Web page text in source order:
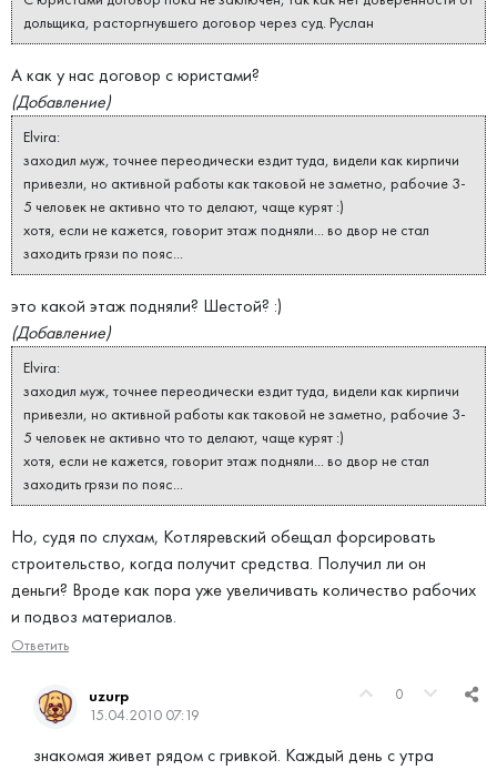
дольщика, расторгнувшего договор через суд. Руслан
А как у нас договор с юристами?
(Добавление)
Elvira:
заходил муж, точнее переодически ездит туда, видели как кирпичи
привезли, но активной работы как таковой не заметно, рабочие 3-
5 человек не активно что то делают, чаще курят :)
хотя, если не кажется, говорит этаж подняли... во двор не стал
заходить грязи по пояс...
это какой этаж подняли? Шестой? :)
(Добавление)
Elvira:
заходил муж, точнее переодически ездит туда, видели как кирпичи
привезли, но активной работы как таковой не заметно, рабочие 3-
5 человек не активно что то делают, чаще курят :)
хотя, если не кажется, говорит этаж подняли... во двор не стал
заходить грязи по пояс...
Но, судя по слухам, Котляревский обещал форсировать
строительство, когда получит средства. Получил ли он
деньги? Вроде как пора уже увеличивать количество рабочих
и подвоз материалов.
Ответить
0
uzurp
15.04.2010 07:19
знакомая живет рядом с гривкой. Каждый день с утра